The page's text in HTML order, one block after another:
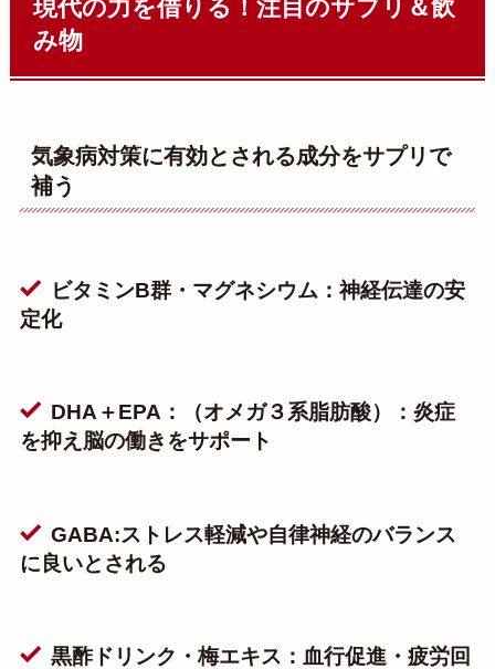
現代の力を借りる！注目のサプリ＆飲
み物
気象病対策に有効とされる成分をサプリで
補う
ビタミンB群・マグネシウム：神経伝達の安
定化
DHA＋EPA：（オメガ３系脂肪酸）：炎症
を抑え脳の働きをサポート
GABA:ストレス軽減や自律神経のバランス
に良いとされる
黒酢ドリンク・梅エキス：血行促進・疲労回